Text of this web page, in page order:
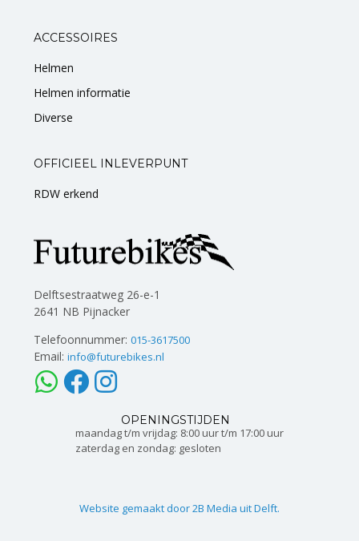
ACCESSOIRES
Helmen
Helmen informatie
Diverse
OFFICIEEL INLEVERPUNT
RDW erkend
Delftsestraatweg 26-e-1
2641 NB Pijnacker
Telefoonnummer: 015-3617500
Email: info@futurebikes.nl
OPENINGSTIJDEN
maandag t/m vrijdag: 8:00 uur t/m 17:00 uur
zaterdag en zondag: gesloten
Website gemaakt door 2B Media uit Delft.